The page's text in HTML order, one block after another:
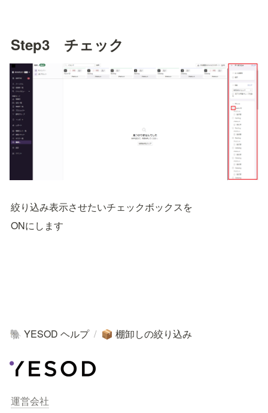
Step3　チェック
絞り込み表示させたいチェックボックスを
ONにします
🐘 YESOD ヘルプ / 📦 棚卸しの絞り込み
運営会社